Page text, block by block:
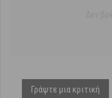
Γράψτε μια κριτική